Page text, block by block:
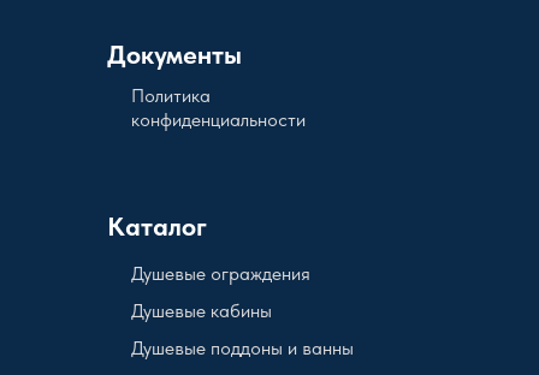
Документы
Политика
конфиденциальности
Каталог
Душевые кабины
Душевые поддоны и ванны
Душевые ограждения